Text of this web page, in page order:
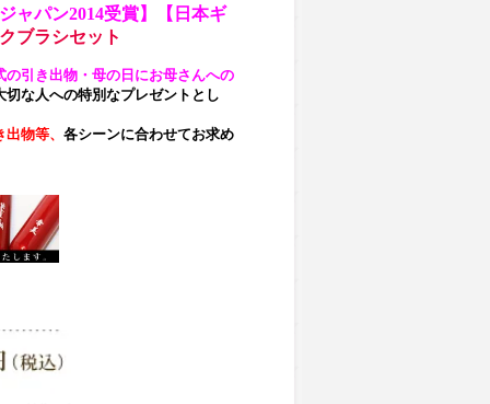
パン2014受賞】【日本ギ
ブラシセット
引き出物・母の日にお母さんへの
切な人への特別なプレゼントとし
物等、 各シーンに合わせてお求め